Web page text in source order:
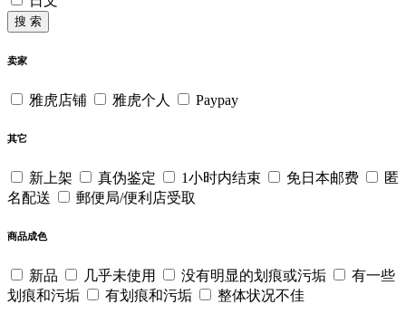
搜 索
卖家
雅虎店铺 雅虎个人 Paypay
其它
新上架 真伪鉴定 1小时内结束 免日本邮费
匿
名配送
郵便局/便利店受取
商品成色
新品 几乎未使用 没有明显的划痕或污垢
有一些
划痕和污垢
有划痕和污垢 整体状况不佳